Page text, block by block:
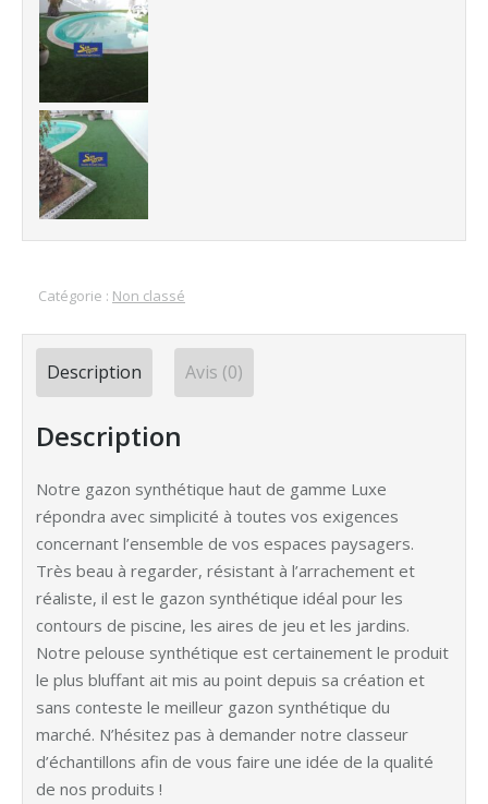
Catégorie : Non classé
Description Avis (0)
Description
Notre gazon synthétique haut de gamme Luxe
répondra avec simplicité à toutes vos exigences
concernant l’ensemble de vos espaces paysagers.
Très beau à regarder, résistant à l’arrachement et
réaliste, il est le gazon synthétique idéal pour les
contours de piscine, les aires de jeu et les jardins.
Notre pelouse synthétique est certainement le produit
le plus bluffant ait mis au point depuis sa création et
sans conteste le meilleur gazon synthétique du
marché. N’hésitez pas à demander notre classeur
d’échantillons afin de vous faire une idée de la qualité
de nos produits !